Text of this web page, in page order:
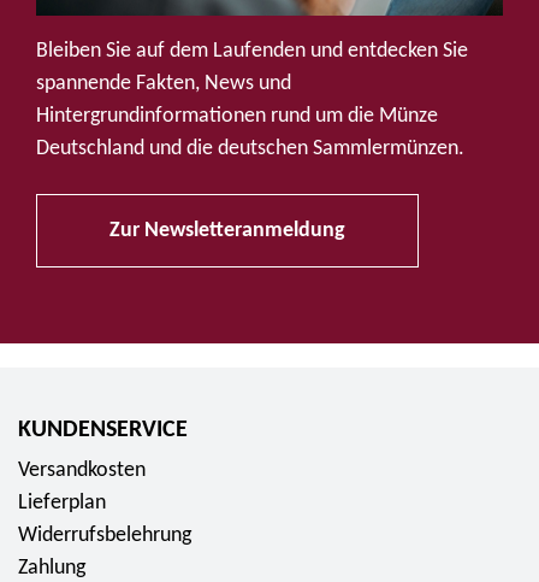
u
f
S
o
c
d
Bleiben Sie auf dem Laufenden und entdecken Sie
spannende Fakten, News und
Hintergrundinformationen rund um die Münze
Deutschland und die deutschen Sammlermünzen.
Zur Newsletteranmeldung
KUNDENSERVICE
Versandkosten
Lieferplan
Widerrufsbelehrung
Zahlung